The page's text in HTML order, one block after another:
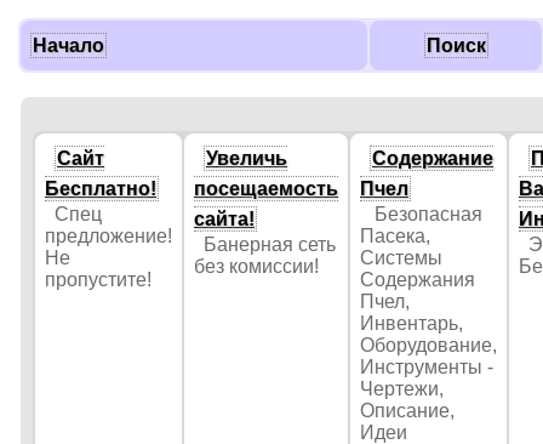
Начало Поиск
Сайт
Бесплатно!
Спец
предложение!
Не
пропустите!
Увеличь
посещаемость
сайта!
Банерная сеть
без комиссии!
Содержание
Пчел
Безопасная
Пасека,
Системы
Содержания
Пчел,
Инвентарь,
Оборудование,
Инструменты -
Чертежи,
Описание,
Идеи